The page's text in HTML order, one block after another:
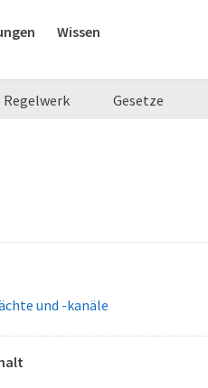
Wissen
Regelwerk Gesetze
und -kanäle